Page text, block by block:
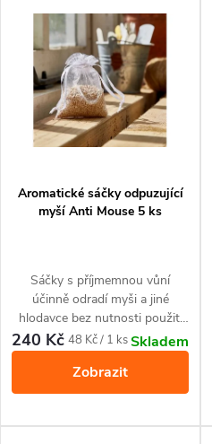
p
u
k
t
Nejprodávanější
Abecedně
p
d
u
k
Aromatické sáčky odpuzující
myší Anti Mouse 5 ks
Sáčky s příjmemnou vůní
účinně odradí myši a jiné
hlodavce bez nutnosti použití
chemikálie nebo elektronického
zařízení.
240 Kč Měrná
48 Kč / 1 ksSkladem
Zobrazit